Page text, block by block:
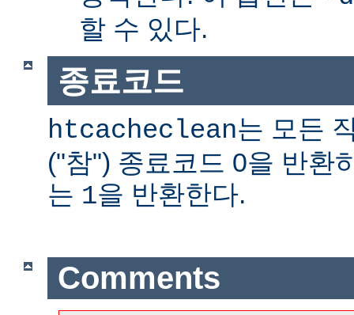
할 수 있다.
종료코드
htcacheclean는 모든
("참") 종료코드 0을 반환
는 1을 반환한다.
Comments